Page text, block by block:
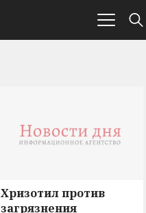
Хризотил против
загрязнения